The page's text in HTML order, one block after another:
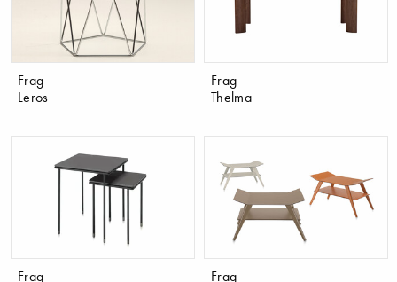
Frag
Leros
Frag
Thelma
Frag Frag